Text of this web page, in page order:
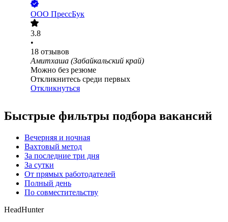
ООО ПрессБук
3.8
•
18 отзывов
Амитхаша (Забайкальский край)
Можно без резюме
Откликнитесь среди первых
Откликнуться
Быстрые фильтры подбора вакансий
Вечерняя и ночная
Вахтовый метод
За последние три дня
За сутки
От прямых работодателей
Полный день
По совместительству
HeadHunter